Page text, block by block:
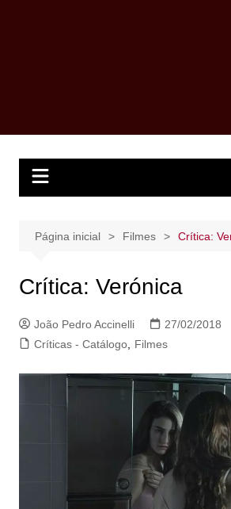
Página inicial Filmes Crítica:
Crítica: Verónica
João Pedro Accinelli
27/02/2018
Críticas - Catálogo, Filmes